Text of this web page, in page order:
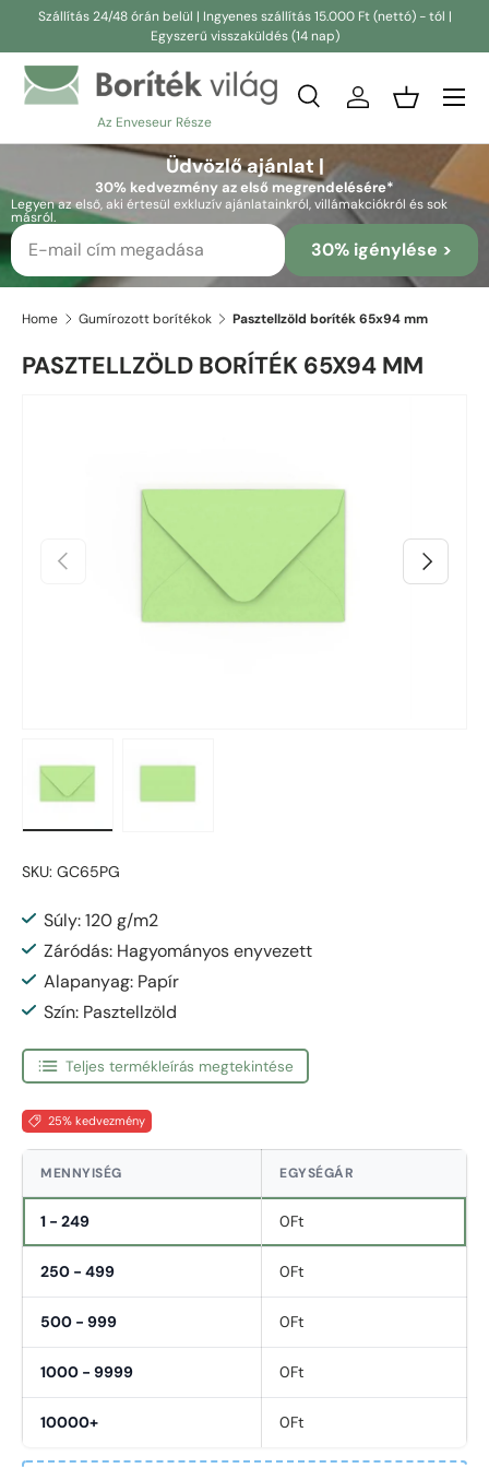
Ugrás a tartalomra
Szállítás 24/48 órán belül | Ingyenes szállítás 15.000 Ft (nettó) - tól |
Egyszerű visszaküldés (14 nap)
Az Enveseur Része
Keresés
Keresés
KeresésBejelentkezés
Kosár
Üdvözlő ajánlat |
30% kedvezmény az első megrendelésére*
Legyen az első, aki értesül exkluzív ajánlatainkról, villámakciókról és sok
másról.
30% igénylése >
Home Gumírozott borítékok Pasztellzöld boríték 65x94 mm
PASZTELLZÖLD BORÍTÉK 65X94 MM
Előző Következő
SKU: GC65PG
Súly: 120 g/m2
Záródás: Hagyományos enyvezett
Alapanyag: Papír
Szín: Pasztellzöld
Teljes termékleírás megtekintése
25% kedvezmény
MENNYISÉG EGYSÉGÁR
1 - 249 0Ft
250 - 499 0Ft
500 - 999 0Ft
1000 - 9999 0Ft
10000+ 0Ft